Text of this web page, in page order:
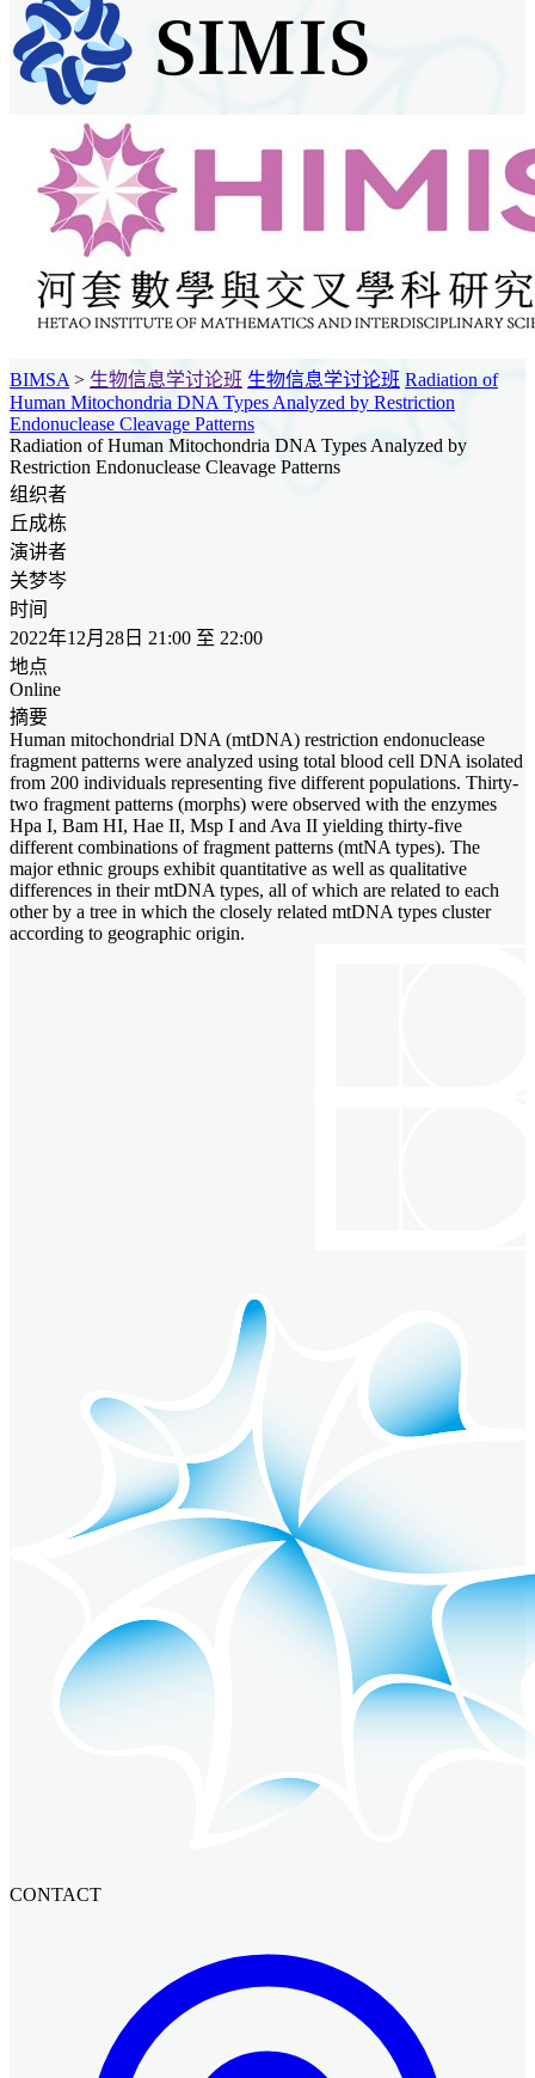
BIMSA > 生物信息学讨论班 生物信息学讨论班 Radiation of
Human Mitochondria DNA Types Analyzed by Restriction
Endonuclease Cleavage Patterns
Radiation of Human Mitochondria DNA Types Analyzed by
Restriction Endonuclease Cleavage Patterns
组织者
丘成栋
演讲者
关梦岑
时间
2022年12月28日 21:00 至 22:00
地点
Online
摘要
Human mitochondrial DNA (mtDNA) restriction endonuclease
fragment patterns were analyzed using total blood cell DNA isolated
from 200 individuals representing five different populations. Thirty-
two fragment patterns (morphs) were observed with the enzymes
Hpa I, Bam HI, Hae II, Msp I and Ava II yielding thirty-five
different combinations of fragment patterns (mtNA types). The
major ethnic groups exhibit quantitative as well as qualitative
differences in their mtDNA types, all of which are related to each
other by a tree in which the closely related mtDNA types cluster
according to geographic origin.
CONTACT